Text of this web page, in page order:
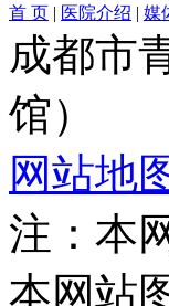
肖建华 住院部主任
住院部主任【个人
龙继冲 主治医师
龙继冲 主治医师 ...
首 页 | 医院介绍 | 媒
成都市
馆）
网站地
注：本
本网站